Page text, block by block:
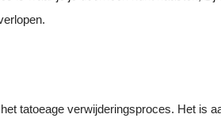
tatoeage verwijderingsproces. Het is